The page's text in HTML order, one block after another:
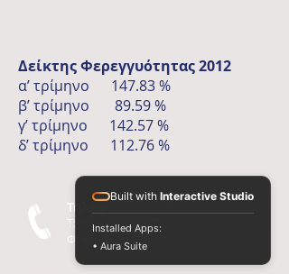
Δείκτης Φερεγγυότητας 2012
α’ τρίμηνο 147.83 %
β’ τρίμηνο 89.59 %
γ’ τρίμηνο 142.57 %
δ’ τρίμηνο 112.76 %
Τηλεφωνο - Φαξ
T:
+30 210 3213336 - 8
Φ: +30 210 3246572
Built with Interactive Studio
Installed Apps:
• Aura Suite